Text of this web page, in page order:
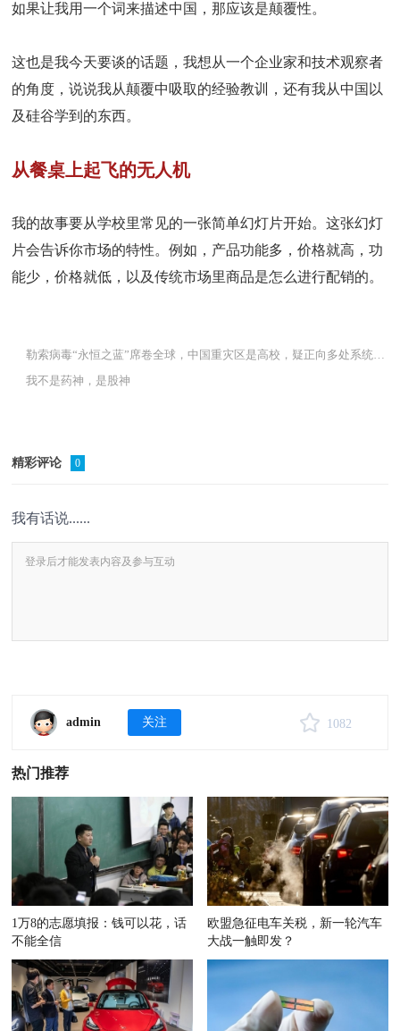
如果让我用一个词来描述中国，那应该是颠覆性。
这也是我今天要谈的话题，我想从一个企业家和技术观察者
的角度，说说我从颠覆中吸取的经验教训，还有我从中国以
及硅谷学到的东西。
从餐桌上起飞的无人机
我的故事要从学校里常见的一张简单幻灯片开始。这张幻灯
片会告诉你市场的特性。例如，产品功能多，价格就高，功
能少，价格就低，以及传统市场里商品是怎么进行配销的。
勒索病毒“永恒之蓝”席卷全球，中国重灾区是高校，疑正向多处系统蔓延！
我不是药神，是股神
精彩评论 0
我有话说......
admin 关注 1082
热门推荐
1万8的志愿填报：钱可以花，话
不能全信
欧盟急征电车关税，新一轮汽车
大战一触即发？